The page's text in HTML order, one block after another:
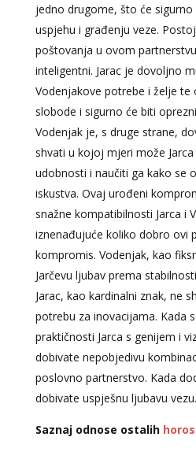
jedno drugome, što će
uspjehu i građenju veze.
poštovanja u ovom
inteligentni. Jarac je dovoljno
Vodenjakove potrebe i želje te
slobode i sigurno će biti
Vodenjak je, s druge strane,
shvati u kojoj mjeri može Jarca
udobnosti i naučiti ga kako se
iskustva. Ovaj urođeni
snažne kompatibilnosti Jarca i
iznenađujuće koliko dobro ovi
kompromis. Vodenjak, kao
Jarčevu ljubav prema
Jarac, kao kardinalni znak, ne
potrebu za inovacijama. Kada
praktičnosti Jarca s genijem i
dobivate nepobjedivu
poslovno partnerstvo. Kada
dobivate uspješnu ljubavu vezu.
Saznaj odnose ostalih